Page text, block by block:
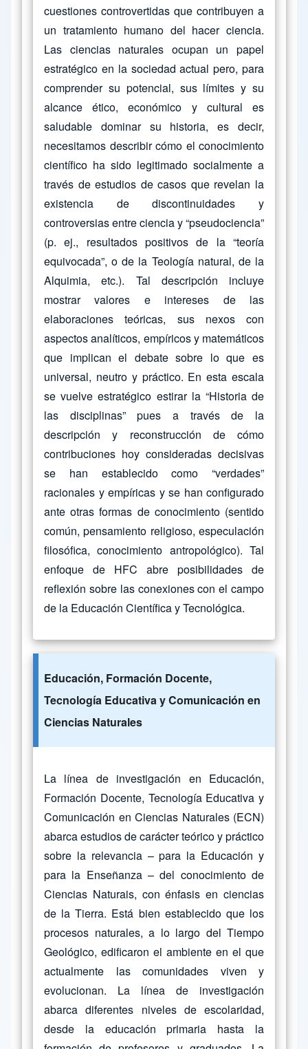
cuestiones controvertidas que contribuyen a
un tratamiento humano del hacer ciencia.
Las ciencias naturales ocupan un papel
estratégico en la sociedad actual pero, para
comprender su potencial, sus límites y su
alcance ético, económico y cultural es
saludable dominar su historia, es decir,
necesitamos describir cómo el conocimiento
científico ha sido legitimado socialmente a
través de estudios de casos que revelan la
existencia de discontinuidades y
controversias entre ciencia y “pseudociencia”
(p. ej., resultados positivos de la “teoría
equivocada”, o de la Teología natural, de la
Alquimia, etc.). Tal descripción incluye
mostrar valores e intereses de las
elaboraciones teóricas, sus nexos con
aspectos analíticos, empíricos y matemáticos
que implican el debate sobre lo que es
universal, neutro y práctico. En esta escala
se vuelve estratégico estirar la “Historia de
las disciplinas” pues a través de la
descripción y reconstrucción de cómo
contribuciones hoy consideradas decisivas
se han establecido como “verdades”
racionales y empíricas y se han configurado
ante otras formas de conocimiento (sentido
común, pensamiento religioso, especulación
filosófica, conocimiento antropológico). Tal
enfoque de HFC abre posibilidades de
reflexión sobre las conexiones con el campo
de la Educación Científica y Tecnológica.
Educación, Formación Docente,
Tecnología Educativa y Comunicación en
Ciencias Naturales
La línea de investigación en Educación,
Formación Docente, Tecnología Educativa y
Comunicación en Ciencias Naturales (ECN)
abarca estudios de carácter teórico y práctico
sobre la relevancia – para la Educación y
para la Enseñanza – del conocimiento de
Ciencias Naturais, con énfasis en ciencias
de la Tierra. Está bien establecido que los
procesos naturales, a lo largo del Tiempo
Geológico, edificaron el ambiente en el que
actualmente las comunidades viven y
evolucionan. La línea de investigación
abarca diferentes niveles de escolaridad,
desde la educación primaria hasta la